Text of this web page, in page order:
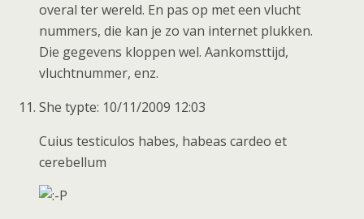
overal ter wereld. En pas op met een vlucht
nummers, die kan je zo van internet plukken.
Die gegevens kloppen wel. Aankomsttijd,
vluchtnummer, enz.
She typte: 10/11/2009 12:03
Cuius testiculos habes, habeas cardeo et
cerebellum